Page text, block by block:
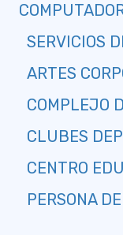
SERVICIOS
ARTES
COMPLEJO
CLUBES
CENTRO
PERSONA